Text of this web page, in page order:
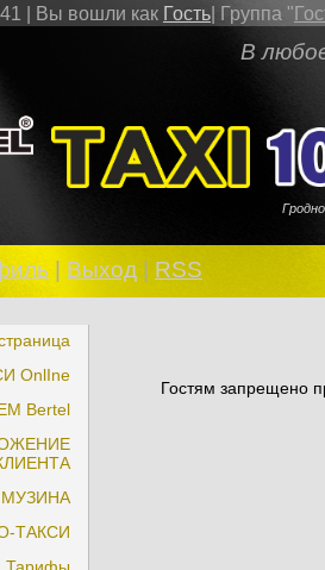
| Вы вошли как Гость Группа "
В любое
Выход RSS
OnlIne
Bertel
ТАКСИ
Гостям запрещено